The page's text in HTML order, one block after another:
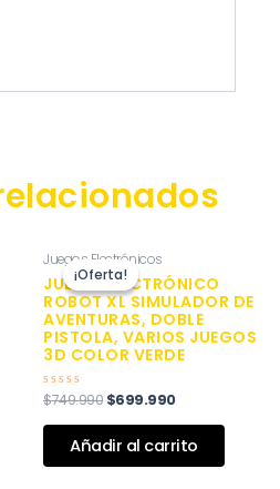
¡Oferta!
¡Oferta!
Juegos Electrónicos
JUEGO ELECTRÓNICO
ROBOT XL SIMULADOR DE
AVENTURAS, DOBLE
PISTOLA, VARIOS JUEGOS
3D COLOR VERDE
Valorado
0
$749.990
precio
original
era:
$749.990.
$699.990
actual
es:
$699.990.
Añadir al carrito